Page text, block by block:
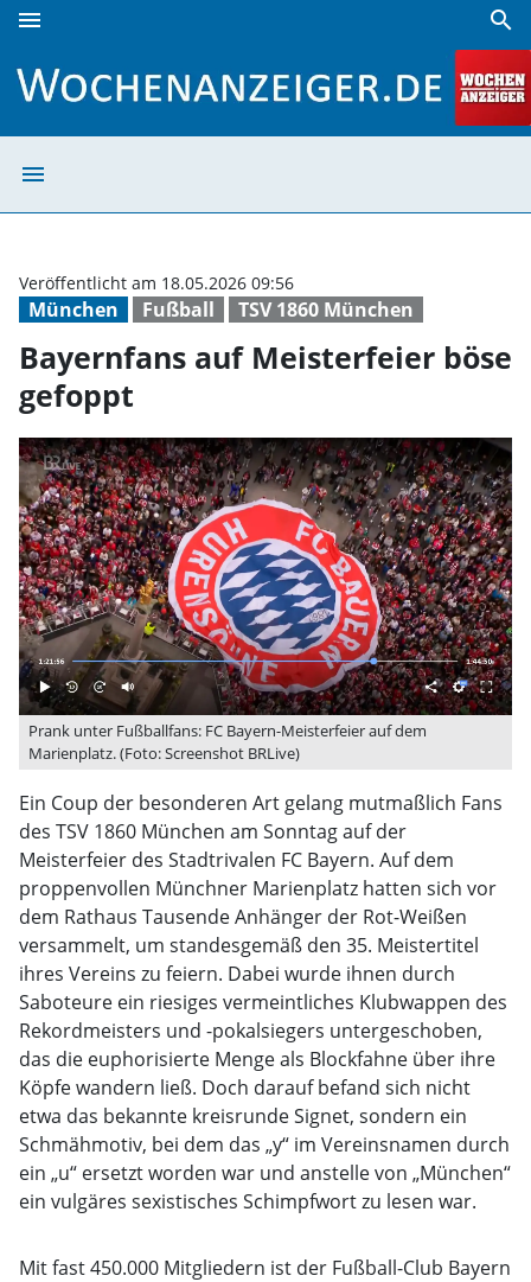
menu search
menu
München Fußball TSV 1860 München
Veröffentlicht am 18.05.2026 09:56
Bayernfans auf Meisterfeier böse
gefoppt
Prank unter Fußballfans: FC Bayern-Meisterfeier auf dem
Marienplatz. (Foto: Screenshot BRLive)
Ein Coup der besonderen Art gelang mutmaßlich Fans
des TSV 1860 München am Sonntag auf der
Meisterfeier des Stadtrivalen FC Bayern. Auf dem
proppenvollen Münchner Marienplatz hatten sich vor
dem Rathaus Tausende Anhänger der Rot-Weißen
versammelt, um standesgemäß den 35. Meistertitel
ihres Vereins zu feiern. Dabei wurde ihnen durch
Saboteure ein riesiges vermeintliches Klubwappen des
Rekordmeisters und -pokalsiegers untergeschoben,
das die euphorisierte Menge als Blockfahne über ihre
Köpfe wandern ließ. Doch darauf befand sich nicht
etwa das bekannte kreisrunde Signet, sondern ein
Schmähmotiv, bei dem das „y“ im Vereinsnamen durch
ein „u“ ersetzt worden war und anstelle von „München“
ein vulgäres sexistisches Schimpfwort zu lesen war.
Mit fast 450.000 Mitgliedern ist der Fußball-Club Bayern